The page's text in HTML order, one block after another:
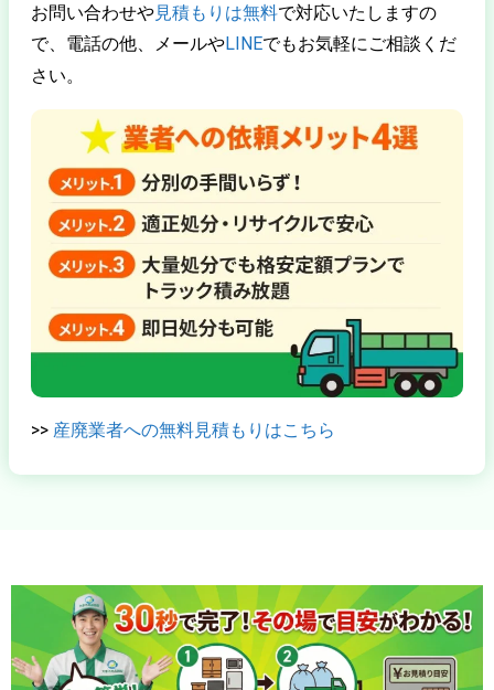
お問い合わせや見積もりは無料で対応いたしますの
で、電話の他、メールやLINEでもお気軽にご相談くだ
さい。
>> 産廃業者への無料見積もりはこちら